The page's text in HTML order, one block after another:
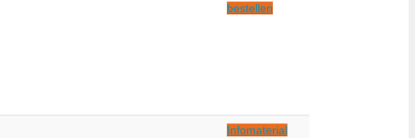
bestellen
Infomaterial